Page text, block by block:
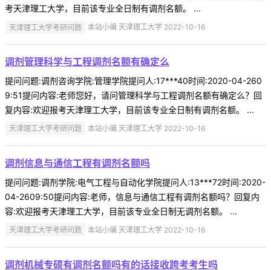
考天津理工大学，目前该专业全日制有调剂名额。 ...
天津理工大学考研问题 本站小编 天津理工大学 2022-10-16
调剂管理科学与工程调剂名额有确定么
提问问题:调剂咨询学院:管理学院提问人:17***40时间:2020-04-260
9:51提问内容:老师您好，请问管理科学与工程调剂名额有确定么？回
复内容:欢迎报考天津理工大学，目前该专业全日制有调剂名额。 ...
天津理工大学考研问题 本站小编 天津理工大学 2022-10-16
调剂信息与通信工程有调剂名额吗
提问问题:调剂学院:电气工程与自动化学院提问人:13***72时间:2020-
04-2609:50提问内容:老师，信息与通信工程有调剂名额吗？回复内
容:欢迎报考天津理工大学，目前该专业全日制无调剂名额。 ...
天津理工大学考研问题 本站小编 天津理工大学 2022-10-16
调剂机械专硕有调剂名额吗有的话接收跨考考生吗